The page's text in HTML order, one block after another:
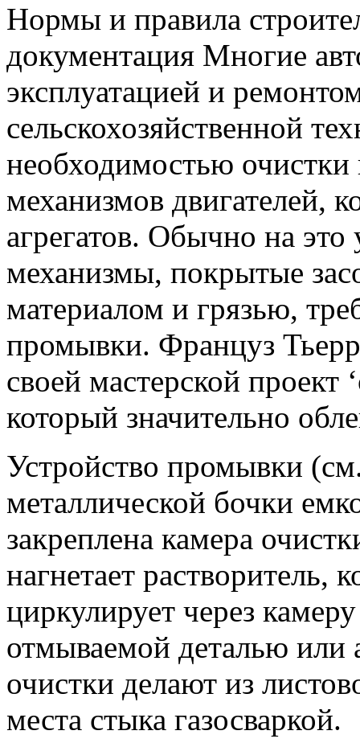
Нормы и правила
документация Многие
эксплуатацией и
сельскохозяйственной
необходимостью
механизмов двигателей,
агрегатов. Обычно на это
механизмы, покрытые
материалом и грязью,
промывки. Француз
своей мастерской
который значительно
Устройство промывки
металлической бочки
закреплена камера
нагнетает растворитель,
циркулирует через
отмываемой деталью или
очистки делают из
места стыка газосваркой.